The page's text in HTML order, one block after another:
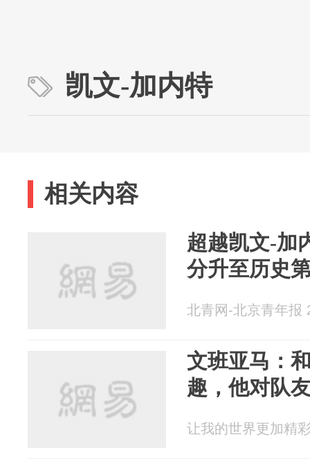
凯文-加内特
相关内容
超越凯文-加
分升至历史
北青网-北京青年报
文班亚马：
趣，他对队
让我的世界更加精